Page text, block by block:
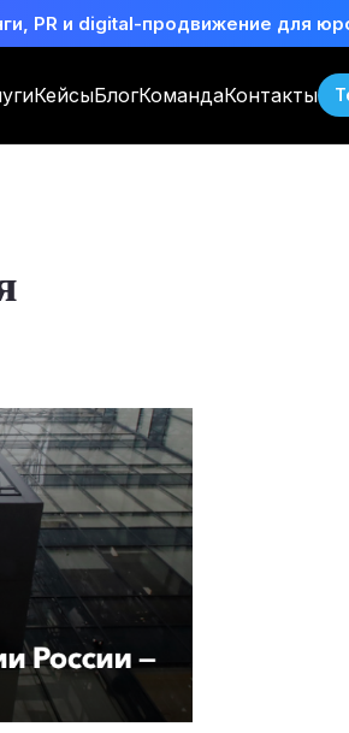
PR и digital-продвижение для
КейсыБлогКомандаКонтакты